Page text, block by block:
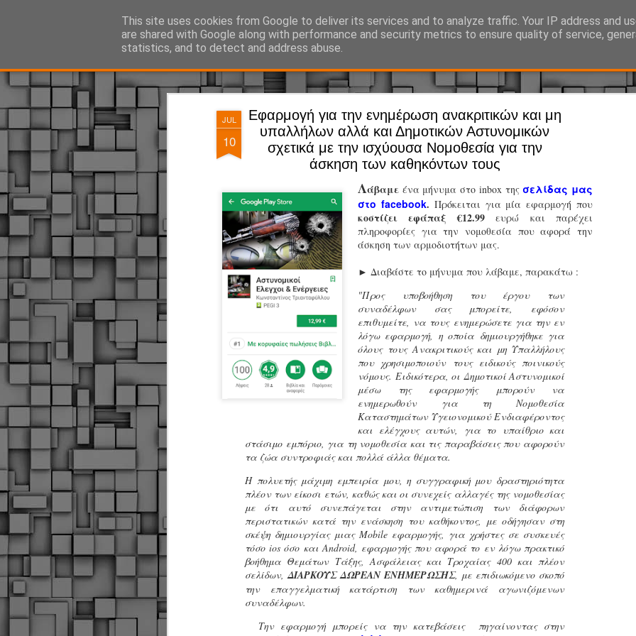
JUL
10
Εφαρμογή για την ενημέρωση ανακριτικών και μη
υπαλλήλων αλλά και Δημοτικών Αστυνομικών
σχετικά με την ισχύουσα Νομοθεσία για την
άσκηση των καθηκόντων τους
Λάβαμε ένα μήνυμα στο inbox τηςσελίδας μας
στο facebook. Πρόκειται για μία εφαρμογή που
κοστίζει εφάπαξ €12.99ευρώ και παρέχει
πληροφορίες για την νομοθεσία που αφορά την
άσκηση των αρμοδιοτήτων μας.
► Διαβάστε το μήνυμα που λάβαμε, παρακάτω :
"Προς υποβοήθηση του έργου των
συναδέλφων σας μπορείτε, εφόσον
επιθυμείτε, να τους ενημερώσετε για την εν
λόγω εφαρμογή, η οποία δημιουργήθηκε για
όλους τους Ανακριτικούς και μη Υπαλλήλους
που χρησιμοποιούν τους ειδικούς ποινικούς
νόμους. Ειδικότερα, οι Δημοτικοί Αστυνομικοί
μέσω της εφαρμογής μπορούν να
ενημερωθούν για τη Νομοθεσία
Καταστημάτων Υγειονομικού Ενδιαφέροντος
και ελέγχους αυτών, για το υπαίθριο και
στάσιμο εμπόριο, για τη νομοθεσία και τις παραβάσεις που αφορούν
τα ζώα συντροφιάς και πολλά άλλα θέματα.
Η πολυετής μάχιμη εμπειρία μου, η συγγραφική μου δραστηριότητα
πλέον των είκοσι ετών, καθώς και οι συνεχείς αλλαγές της νομοθεσίας
με ότι αυτό συνεπάγεται στην αντιμετώπιση των διάφορων
περιστατικών κατά την ενάσκηση του καθήκοντος, με οδήγησαν στη
σκέψη δημιουργίας μιας Mobile εφαρμογής, για χρήστες σε συσκευές
τόσο ios όσο και Android, εφαρμογής που αφορά το εν λόγω πρακτικό
βοήθημα Θεμάτων Τάξης, Ασφάλειας και Τροχαίας 400 και πλέον
σελίδων,ΔΙΑΡΚΟΥΣ ΔΩΡΕΑΝ ΕΝΗΜΕΡΩΣΗΣ, με επιδιωκόμενο σκοπό
την επαγγελματική κατάρτιση των καθημερινά αγωνιζόμενων
συναδέλφων.
Την εφαρμογή μπορείς να την κατεβάσεις πηγαίνοντας στην
This site uses cookies from Google to deliver its services and to analyze traffic. Your IP address and
are shared with Google along with performance and security metrics to ensure quality of service,
statistics, and to detect and address abuse.
ΔΗΜΟΤΙΚΗ ΑΣΤΥΝΟΜΙΑ, τα νέα! Ό, τι συμβαίνει γύρω από τη Δημοτική Αστυνομία, την τοπική
JUL
29
Άργος -
Ξεκινά επίσημα η
Η Δημοτική Αστυνομία
παρουσία του Δήμου
Η νέα υπηρεσία θα
εκπαιδευμένους
ήδη ολοκληρώσει την
είναι έτοιμοι να
Στο πλαίσιο της
ολοκαίνουργια
τις περιπολίες και τις
στελεχών της υπηρεσίας.
JUN
Απολογισμός των
ελέγχων σε ιδιοκτήτες
Θεσσαλονίκης: Ένταση